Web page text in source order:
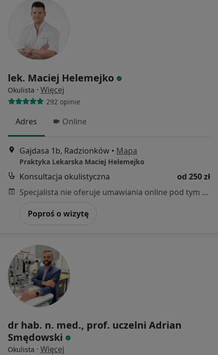
lek. Maciej Helemejko
Okulista · Więcej
292 opinie
Adres Online
Gajdasa 1b, Radzionków • Mapa
Praktyka Lekarska Maciej Helemejko
Konsultacja okulistyczna
od 250 zł
Specjalista nie oferuje umawiania online pod tym adresem.
Poproś o wizytę
dr hab. n. med., prof. uczelni Adrian
Smędowski
Okulista · Więcej